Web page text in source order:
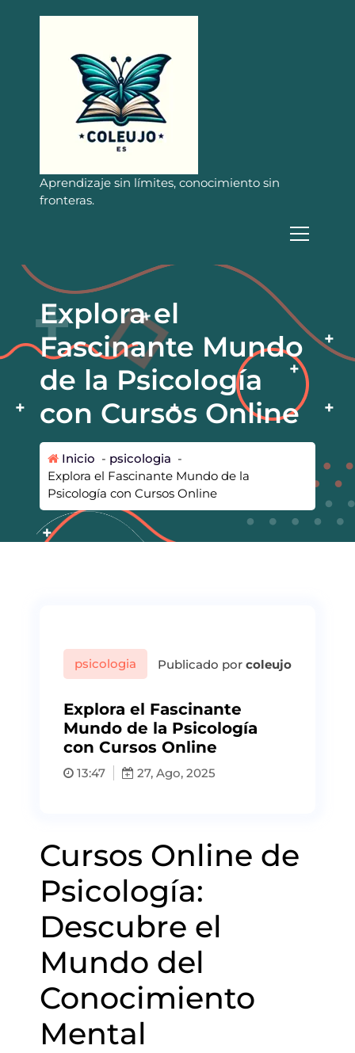
Aprendizaje sin límites, conocimiento sin
fronteras.
Explora el
Fascinante Mundo
de la Psicología
con Cursos Online
Inicio - psicologia -
Explora el Fascinante Mundo de la
Psicología con Cursos Online
psicologia Publicado por coleujo
Explora el Fascinante
Mundo de la Psicología
con Cursos Online
13:47 27, Ago, 2025
Cursos Online de
Psicología:
Descubre el
Mundo del
Conocimiento
Mental